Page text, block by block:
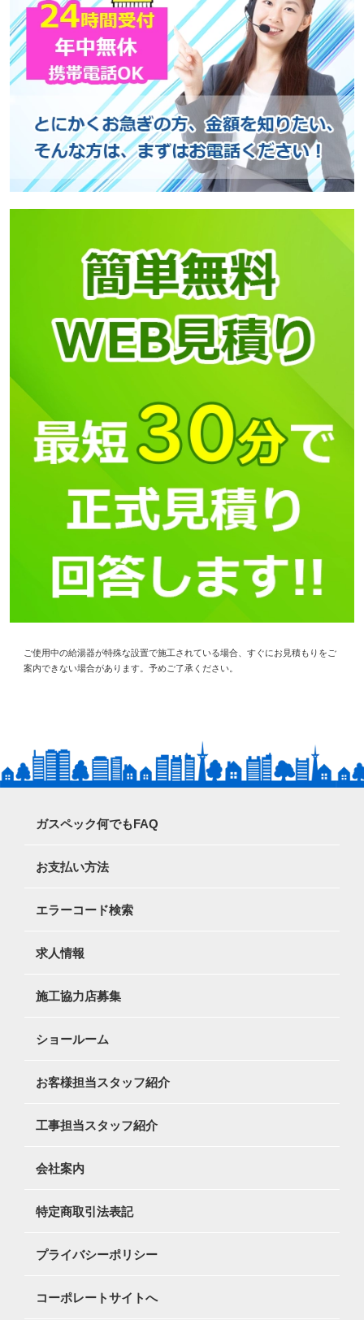
ご使用中の給湯器が特殊な設置で施工されている場合、すぐにお見積もりをご
案内できない場合があります。予めご了承ください。
ガスペック何でもFAQ
お支払い方法
エラーコード検索
求人情報
施工協力店募集
ショールーム
お客様担当スタッフ紹介
工事担当スタッフ紹介
会社案内
特定商取引法表記
プライバシーポリシー
コーポレートサイトへ